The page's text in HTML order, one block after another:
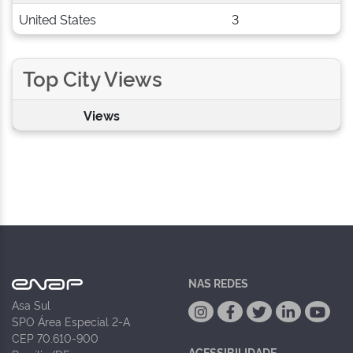
United States 3
Top City Views
Views
Asa Sul
SPO Área Especial 2-A
CEP 70.610-900
NAS REDES